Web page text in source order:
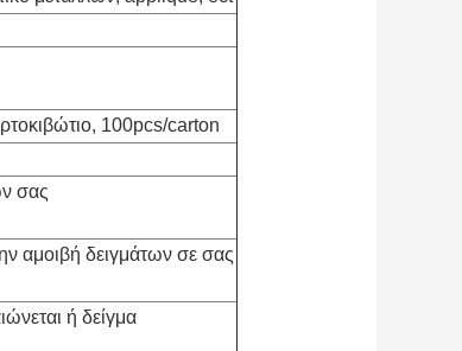
100pcs/carton
σας
αμοιβή δειγμάτων σε σας
ή δείγμα